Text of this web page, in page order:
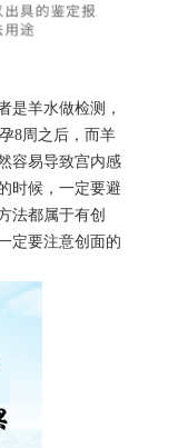
是羊水做检测，
8周之后，而羊
容易导致宫内感
时候，一定要避
法都属于有创
定要注意创面的